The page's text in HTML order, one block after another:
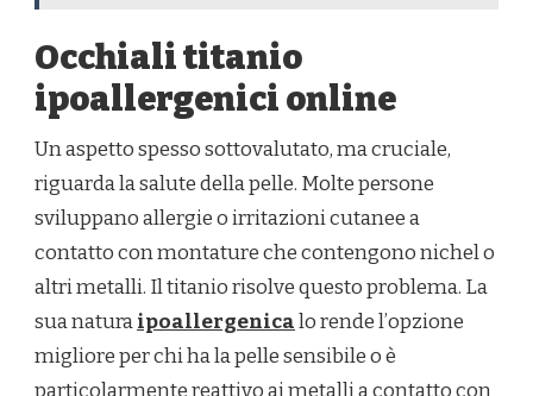
Occhiali titanio
ipoallergenici online
Un aspetto spesso sottovalutato, ma cruciale,
riguarda la salute della pelle. Molte persone
sviluppano allergie o irritazioni cutanee a
contatto con montature che contengono nichel o
altri metalli. Il titanio risolve questo problema. La
sua naturaipoallergenicalo rende l’opzione
migliore per chi ha la pelle sensibile o è